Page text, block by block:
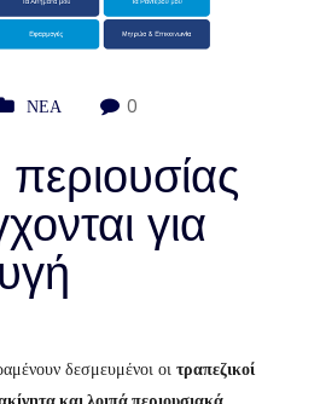
ΝΕΑ 0
για
δεσμευμένοι οι τραπεζικοί